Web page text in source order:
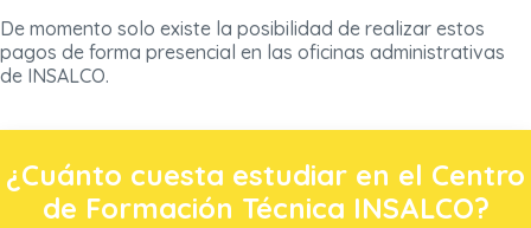
De momento solo existe la posibilidad de realizar estos
pagos de forma presencial en las oficinas administrativas
de INSALCO.
¿Cuánto cuesta estudiar en el Centro
de Formación Técnica INSALCO?